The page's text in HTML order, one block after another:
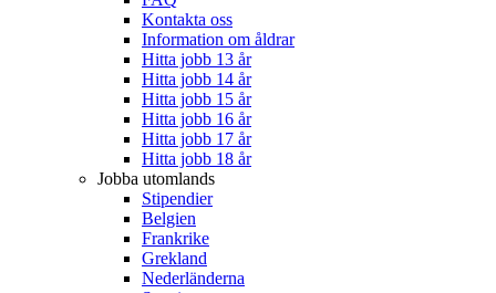
Kontakta oss
Information om åldrar
Hitta jobb 13 år
Hitta jobb 14 år
Hitta jobb 15 år
Hitta jobb 16 år
Hitta jobb 17 år
Hitta jobb 18 år
Jobba utomlands
Stipendier
Belgien
Frankrike
Grekland
Nederländerna